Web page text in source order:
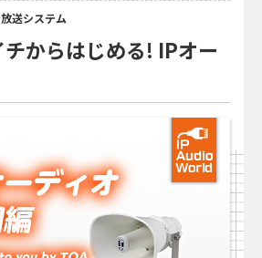
送システム
チからはじめる! IPオー